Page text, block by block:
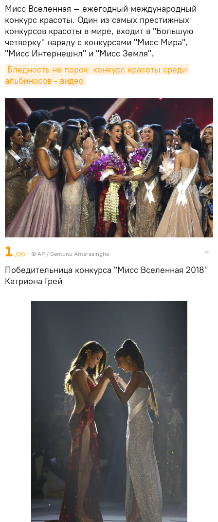
Мисс Вселенная — ежегодный международный
конкурс красоты. Один из самых престижных
конкурсов красоты в мире, входит в "Большую
четверку" наряду с конкурсами "Мисс Мира",
"Мисс Интернешнл" и "Мисс Земля".
Бледность не порок: конкурс красоты среди
альбиносов - видео
1 /20 © AP / Gemunu Amarasinghe
Победительница конкурса "Мисс Вселенная 2018"
Катриона Грей